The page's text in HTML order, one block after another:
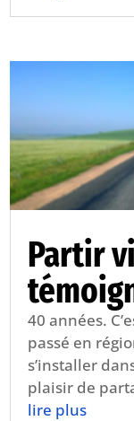
Partir
40 années.
passé en
s’installer
plaisir de
lire plus